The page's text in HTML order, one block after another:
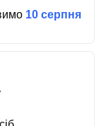
10 серпня